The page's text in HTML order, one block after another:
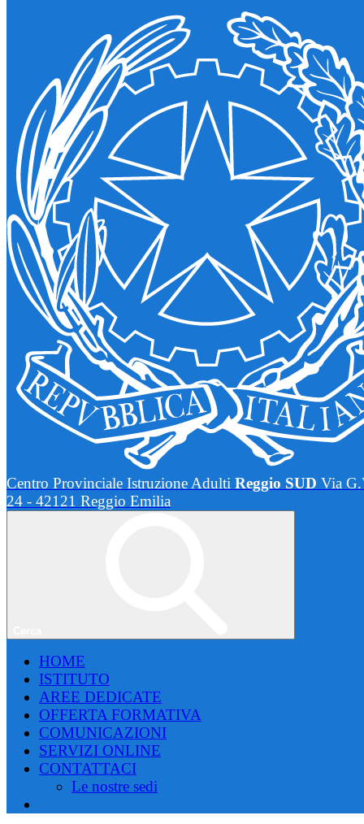
Centro Provinciale Istruzione Adulti Reggio SUD Via
24 - 42121 Reggio Emilia
HOME
ISTITUTO
AREE DEDICATE
OFFERTA FORMATIVA
COMUNICAZIONI
SERVIZI ONLINE
CONTATTACI
Le nostre sedi